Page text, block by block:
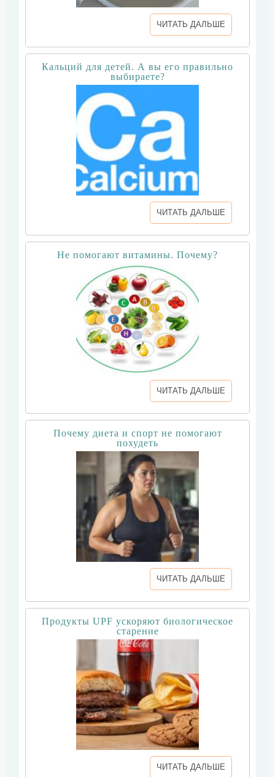
ЧИТАТЬ ДАЛЬШЕ
Кальций для детей. А вы его правильно
выбираете?
ЧИТАТЬ ДАЛЬШЕ
Не помогают витамины. Почему?
ЧИТАТЬ ДАЛЬШЕ
Почему диета и спорт не помогают
похудеть
ЧИТАТЬ ДАЛЬШЕ
Продукты UPF ускоряют биологическое
старение
ЧИТАТЬ ДАЛЬШЕ